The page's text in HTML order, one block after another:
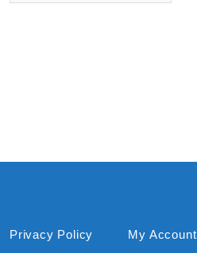
Privacy Policy My Account